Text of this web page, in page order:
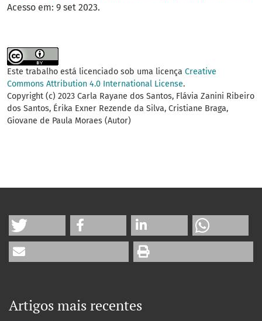
Acesso em: 9 set 2023.
Este trabalho está licenciado sob uma licença Creative
Commons Attribution 4.0 International License.
Copyright (c) 2023 Carla Rayane dos Santos, Flávia Zanini Ribeiro
dos Santos, Érika Exner Rezende da Silva, Cristiane Braga,
Giovane de Paula Moraes (Autor)
Artigos mais recentes